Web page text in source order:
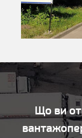
Що ви